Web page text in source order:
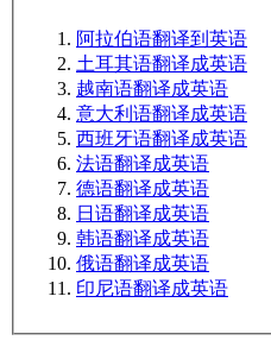
阿拉伯语翻译到英语
土耳其语翻译成英语
越南语翻译成英语
意大利语翻译成英语
西班牙语翻译成英语
法语翻译成英语
德语翻译成英语
日语翻译成英语
韩语翻译成英语
俄语翻译成英语
印尼语翻译成英语